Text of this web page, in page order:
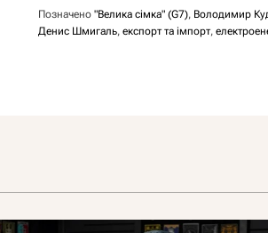
Позначено"Велика сімка" (G7), Володимир
Денис Шмигаль,експорт та імпорт,